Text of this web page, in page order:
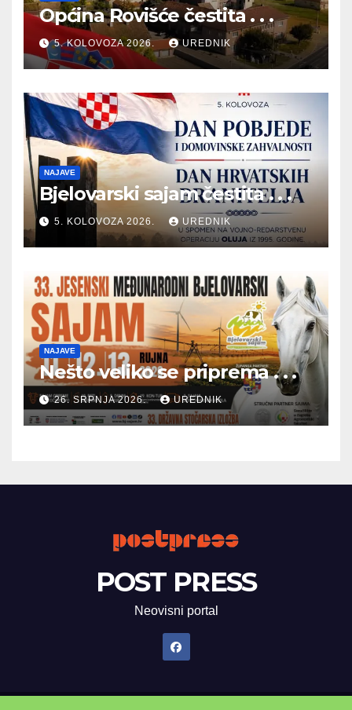
Općina Rovišće čestita . . .
5. KOLOVOZA 2026. UREDNIK
NAJAVE
Bjelovarski sajam čestita . . .
5. KOLOVOZA 2026. UREDNIK
NAJAVE
Nešto veliko se priprema . . .
26. SRPNJA 2026. UREDNIK
POST PRESS
Neovisni portal